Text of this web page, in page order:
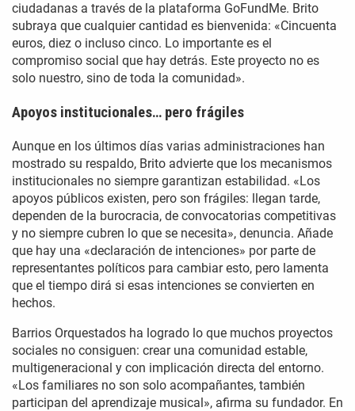
ciudadanas a través de la plataforma GoFundMe. Brito
subraya que cualquier cantidad es bienvenida: «Cincuenta
euros, diez o incluso cinco. Lo importante es el
compromiso social que hay detrás. Este proyecto no es
solo nuestro, sino de toda la comunidad».
Apoyos institucionales… pero frágiles
Aunque en los últimos días varias administraciones han
mostrado su respaldo, Brito advierte que los mecanismos
institucionales no siempre garantizan estabilidad. «Los
apoyos públicos existen, pero son frágiles: llegan tarde,
dependen de la burocracia, de convocatorias competitivas
y no siempre cubren lo que se necesita», denuncia. Añade
que hay una «declaración de intenciones» por parte de
representantes políticos para cambiar esto, pero lamenta
que el tiempo dirá si esas intenciones se convierten en
hechos.
Barrios Orquestados ha logrado lo que muchos proyectos
sociales no consiguen: crear una comunidad estable,
multigeneracional y con implicación directa del entorno.
«Los familiares no son solo acompañantes, también
participan del aprendizaje musical», afirma su fundador. En